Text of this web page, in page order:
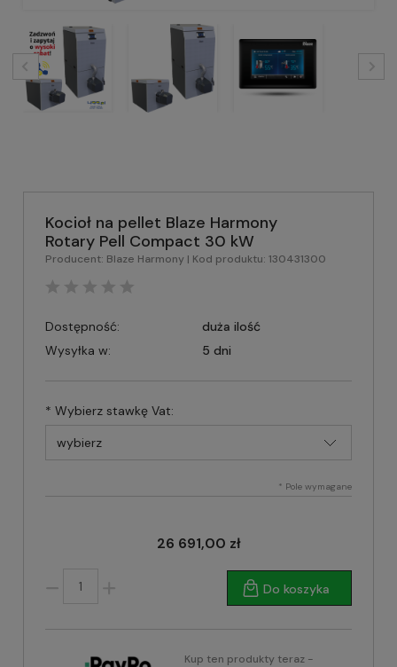
Kocioł na pellet Blaze Harmony
Rotary Pell Compact 30 kW
Producent: Blaze Harmony | Kod produktu: 130431300
Dostępność:
duża ilość
Wysyłka w:
5 dni
* Wybierz stawkę Vat:
* Pole wymagane
26 691,00 zł
Do koszyka
Kup ten produkty teraz -